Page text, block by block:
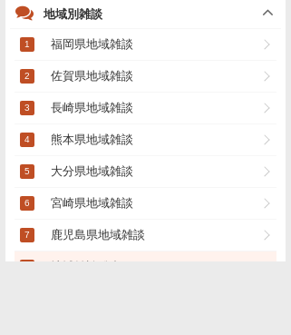
地域別雑談
福岡県地域雑談
佐賀県地域雑談
長崎県地域雑談
熊本県地域雑談
大分県地域雑談
宮崎県地域雑談
鹿児島県地域雑談
地域雑談総合